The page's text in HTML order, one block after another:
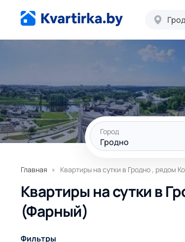
Город
Гродно
Главная Квартиры на сутки в Гродно , рядом
Квартиры на сутки в
(Фарный)
Фильтры